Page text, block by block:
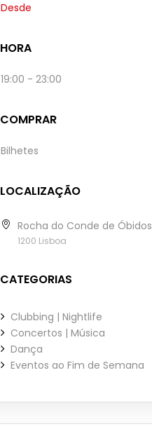
Desde
HORA
19:00 - 23:00
COMPRAR
Bilhetes
LOCALIZAÇÃO
Rocha do Conde de Óbidos
1200 Lisboa
CATEGORIAS
Clubbing | Nightlife
Concertos | Música
Dança
Eventos ao Fim de Semana